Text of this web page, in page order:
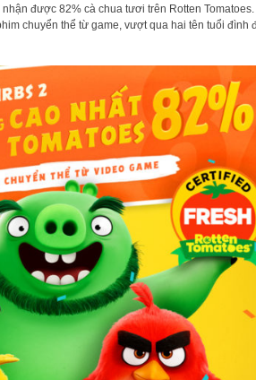
được 82% cà chua tươi trên Rotten
chuyển thể từ game, vượt qua hai tên tuổi đình